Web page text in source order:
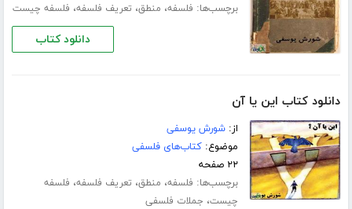
برچسب‌ها: فلسفه، منطق، تعریف فلسفه، فلسفه چیست
دانلود کتاب
دانلود کتاب این یا آن
از:شورش یوسفی
موضوع:کتاب‌های فلسفی
۲۲ صفحه
برچسب‌ها: فلسفه، منطق، تعریف فلسفه، فلسفه
چیست، جملات فلسفی